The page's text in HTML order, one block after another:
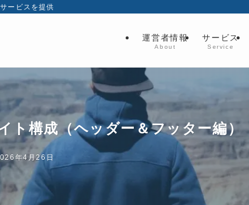
ービスを提供
運営者情報
About
サービス
Service
ト構成（ヘッダー＆フッター編）
年4月26日